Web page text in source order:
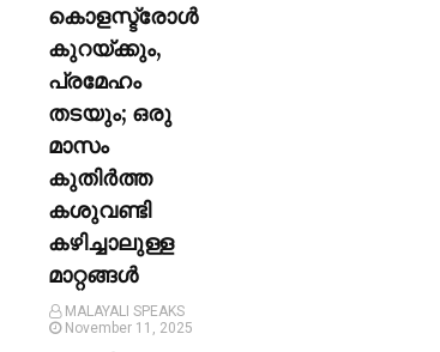
കൊളസ്ട്രോള്‍
കുറയ്ക്കും,
പ്രമേഹം
തടയും; ഒരു
മാസം
കുതിര്‍ത്ത
കശുവണ്ടി
കഴിച്ചാലുള്ള
മാറ്റങ്ങള്‍
MALAYALI SPEAKS
November 11, 2025